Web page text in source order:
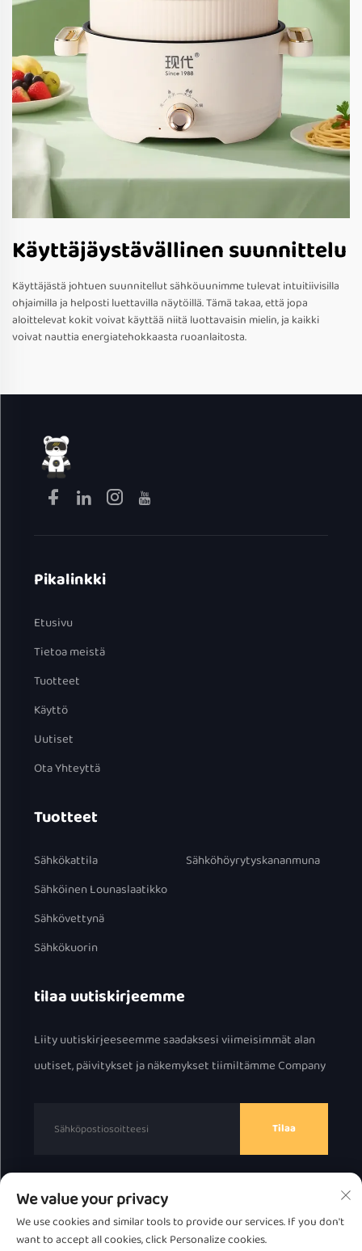
Käyttäjäystävällinen suunnittelu
Käyttäjästä johtuen suunnitellut sähköuunimme tulevat intuitiivisilla
ohjaimilla ja helposti luettavilla näytöillä. Tämä takaa, että jopa
aloittelevat kokit voivat käyttää niitä luottavaisin mielin, ja kaikki
voivat nauttia energiatehokkaasta ruoanlaitosta.
Pikalinkki
Etusivu
Tietoa meistä
Tuotteet
Käyttö
Uutiset
Ota Yhteyttä
Tuotteet
Sähkökattila
Sähköinen Lounaslaatikko
Sähkövettynä
Sähkökuorin
Sähköhöyrytyskananmuna
tilaa uutiskirjeemme
Liity uutiskirjeeseemme saadaksesi viimeisimmät alan
uutiset, päivitykset ja näkemykset tiimiltämme Company
Tilaa
Tekijänoikeus © 2025 Chaozhou Great Bear Technology
Co., Ltd.
Tietosuojakäytäntö
We value your privacy
We use cookies and similar tools to provide our services. If you don't
want to accept all cookies, click Personalize cookies.